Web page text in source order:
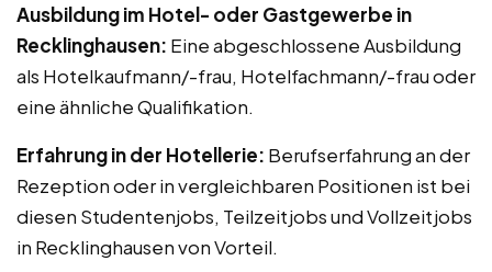
Ausbildung im Hotel- oder Gastgewerbe in
Recklinghausen: Eine abgeschlossene Ausbildung
als Hotelkaufmann/-frau, Hotelfachmann/-frau oder
eine ähnliche Qualifikation.
Erfahrung in der Hotellerie: Berufserfahrung an der
Rezeption oder in vergleichbaren Positionen ist bei
diesen Studentenjobs, Teilzeitjobs und Vollzeitjobs
in Recklinghausen von Vorteil.